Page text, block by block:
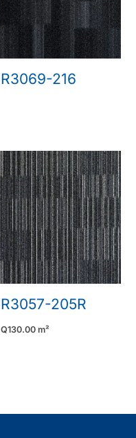
R3069-216
R3057-205R
Q130.00m²